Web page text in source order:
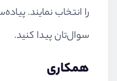
را انتخاب نمایند.
سوال‌تان پیدا کنید.
همکاری